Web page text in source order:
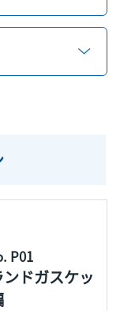
P01
ンドガスケッ